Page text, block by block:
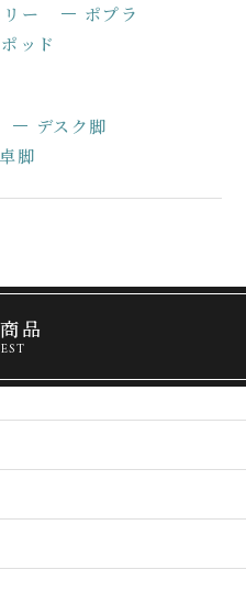
ー
ポプラ
ッド
デスク脚
脚
品